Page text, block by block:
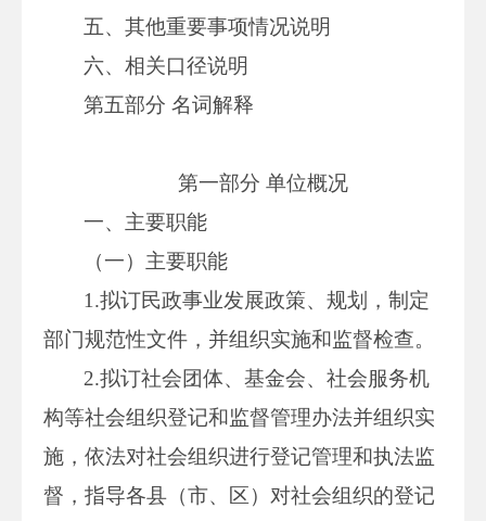
五、其他重要事项情况说明
六、相关口径说明
第五部分 名词解释
第一部分 单位概况
一、主要职能
（一）主要职能
1.拟订民政事业发展政策、规划，制定
部门规范性文件，并组织实施和监督检查。
2.拟订社会团体、基金会、社会服务机
构等社会组织登记和监督管理办法并组织实
施，依法对社会组织进行登记管理和执法监
督，指导各县（市、区）对社会组织的登记